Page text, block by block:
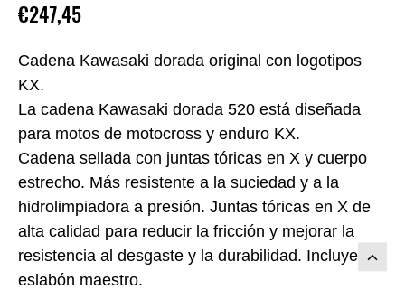
Cadena Kawasaki dorada original con logotipos
KX.
La cadena Kawasaki dorada 520 está diseñada
para motos de motocross y enduro KX.
Cadena sellada con juntas tóricas en X y cuerpo
estrecho. Más resistente a la suciedad y a la
hidrolimpiadora a presión. Juntas tóricas en X de
alta calidad para reducir la fricción y mejorar la
resistencia al desgaste y la durabilidad. Incluye
eslabón maestro.
€247,45